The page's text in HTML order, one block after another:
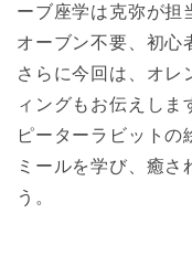
ーブ座学は克弥が担
オーブン不要、初心
さらに今回は、オレ
ィングもお伝えしま
ピーターラビットの
ミールを学び、癒さ
う。